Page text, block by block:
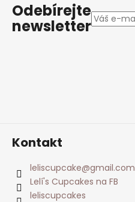
Odebírejte
newsletter
Kontakt
leliscupcake@gmail.com
Lelí's Cupcakes na FB
leliscupcakes